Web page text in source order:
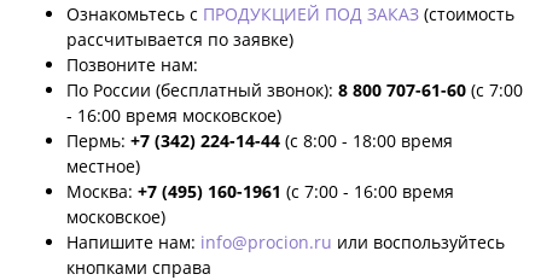
Ознакомьтесь с ПРОДУКЦИЕЙ ПОД ЗАКАЗ (стоимость
рассчитывается по заявке)
Позвоните нам:
По России (бесплатный звонок): 8 800 707-61-60 (с 7:00
- 16:00 время московское)
Пермь: +7 (342) 224-14-44 (с 8:00 - 18:00 время
местное)
Москва: +7 (495) 160-1961 (с 7:00 - 16:00 время
московское)
Напишите нам: info@procion.ru или воспользуйтесь
кнопками справа